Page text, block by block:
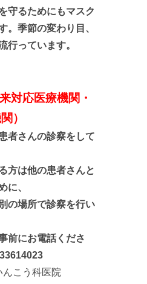
守るためにもマスク
。季節の変わり目、
行っています。
対応医療機関・
）
者さんの診察をして
は他の患者さんと
に、
場所で診察を行い
前にお電話くださ
んこう科医院